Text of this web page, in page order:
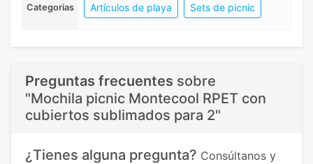
Categorias Artículos de playa Sets de picnic
Preguntas frecuentes sobre
"Mochila picnic Montecool RPET con
cubiertos sublimados para 2"
¿Tienes alguna pregunta? Consúltanos y